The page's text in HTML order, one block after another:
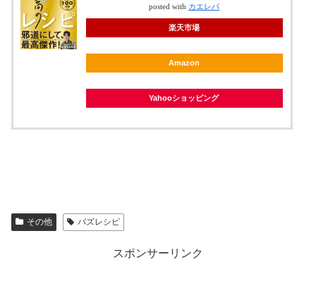
posted with カエレバ
楽天市場
Amazon
Yahooショッピング
その他 バズレシピ
スポンサーリンク